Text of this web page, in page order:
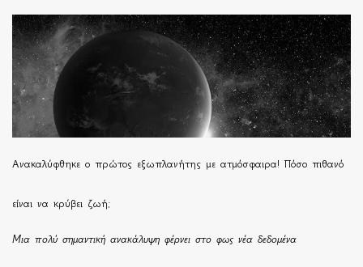
Ανακαλύφθηκε ο πρώτος εξωπλανήτης με ατμόσφαιρα! Πόσο πιθανό
είναι να κρύβει ζωή;
Μια πολύ σημαντική ανακάλυψη φέρνει στο φως νέα δεδομένα